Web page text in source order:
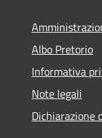
Albo Pretorio
Informativa
Note legali
Dichiarazione